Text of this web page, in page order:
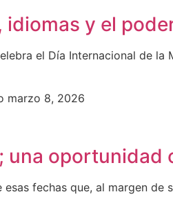
idiomas y el
el Día Internacional de
marzo 8, 2026
una oportunidad
esas fechas que, al margen